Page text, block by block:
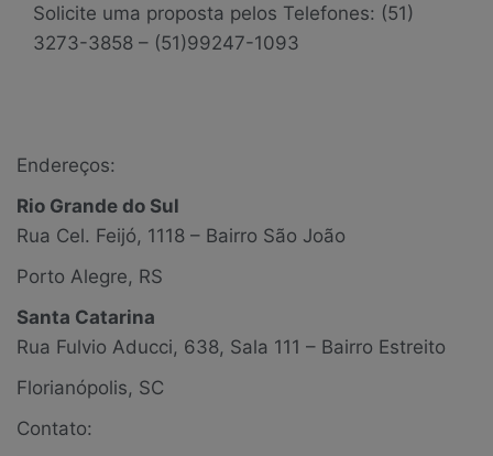
Solicite uma proposta pelos Telefones: (51)
3273-3858 – (51)99247-1093
Endereços:
Rio Grande do Sul
Rua Cel. Feijó, 1118 – Bairro São João
Porto Alegre, RS
Santa Catarina
Rua Fulvio Aducci, 638, Sala 111 – Bairro Estreito
Florianópolis, SC
Contato: